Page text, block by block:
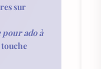
sur
ado à